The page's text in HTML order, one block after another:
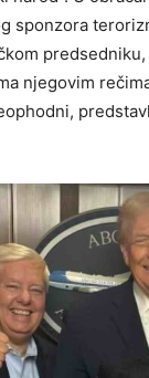
sponzora
njegovim